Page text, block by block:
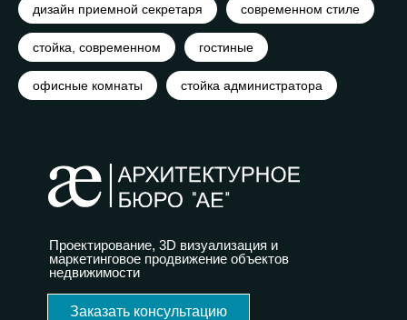
дизайн приемной секретаря современном стиле
стойка, современном гостиные
офисные комнаты стойка администратора
Проектирование, 3D визуализация и
маркетинговое продвижение объектов
недвижимости
Заказать консультацию